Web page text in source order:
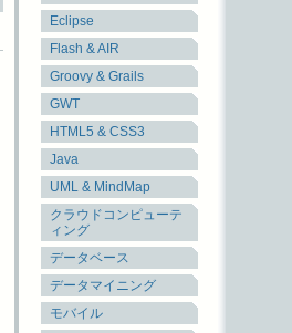
Eclipse
Flash & AIR
Groovy & Grails
GWT
HTML5 & CSS3
Java
UML & MindMap
クラウドコンピューテ
ィング
データベース
データマイニング
モバイル